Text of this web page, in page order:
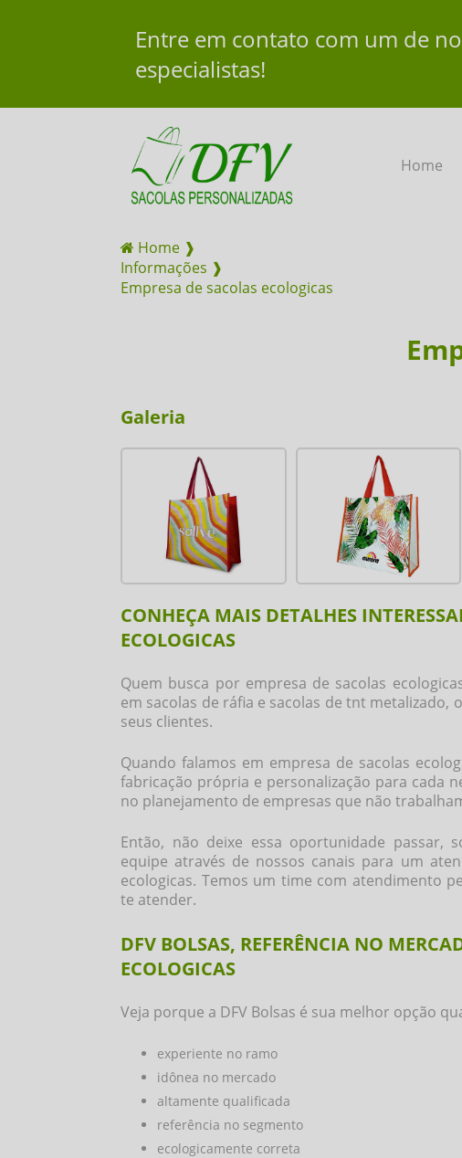
Entre em contato com um de
especialistas!
Home
Home ❱
Informações ❱
Empresa de sacolas ecologicas
Galeria
CONHEÇA MAIS DETALHES
ECOLOGICAS
Quem busca por empresa de sacolas
em sacolas de ráfia e sacolas de tnt
seus clientes.
Quando falamos em empresa de sacolas
fabricação própria e personalização para cada
no planejamento de empresas que não
Então, não deixe essa oportunidade passar,
equipe através de nossos canais para um
ecologicas. Temos um time com atendimento
te atender.
DFV BOLSAS, REFERÊNCIA NO
ECOLOGICAS
Veja porque a DFV Bolsas é sua melhor opção
experiente no ramo
idônea no mercado
altamente qualificada
referência no segmento
ecologicamente correta